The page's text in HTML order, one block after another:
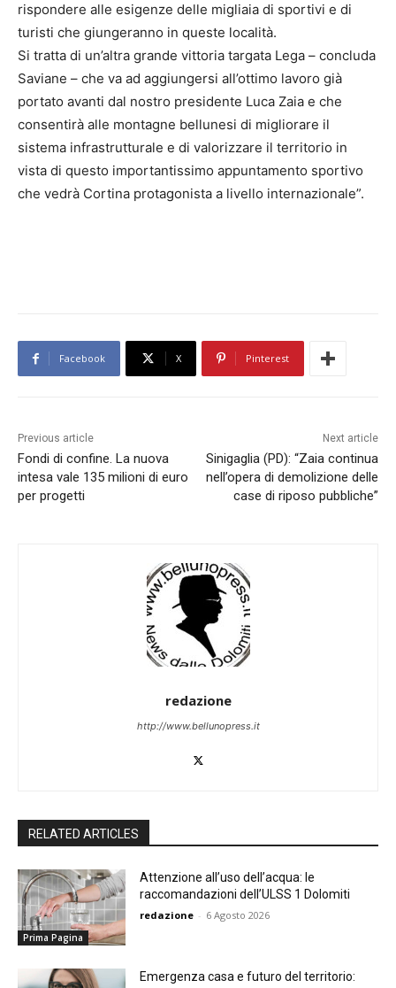
rispondere alle esigenze delle migliaia di sportivi e di
turisti che giungeranno in queste località.
Si tratta di un’altra grande vittoria targata Lega – concluda
Saviane – che va ad aggiungersi all’ottimo lavoro già
portato avanti dal nostro presidente Luca Zaia e che
consentirà alle montagne bellunesi di migliorare il
sistema infrastrutturale e di valorizzare il territorio in
vista di questo importantissimo appuntamento sportivo
che vedrà Cortina protagonista a livello internazionale”.
Facebook X Pinterest
Previous article
Fondi di confine. La nuova
intesa vale 135 milioni di euro
per progetti
Next article
Sinigaglia (PD): “Zaia continua
nell’opera di demolizione delle
case di riposo pubbliche”
redazione
http://www.bellunopress.it
RELATED ARTICLES
Prima Pagina
Attenzione all’uso dell’acqua: le
raccomandazioni dell’ULSS 1 Dolomiti
redazione - 6 Agosto 2026
Emergenza casa e futuro del territorio: